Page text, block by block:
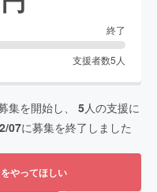
終了
支援者数5人
集を開始し、 5人の支援に
07に募集を終了しました
やってほしい